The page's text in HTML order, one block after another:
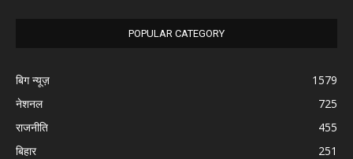
POPULAR CATEGORY
बिग न्यूज़
1579
नेशनल
725
राजनीति
455
बिहार
251